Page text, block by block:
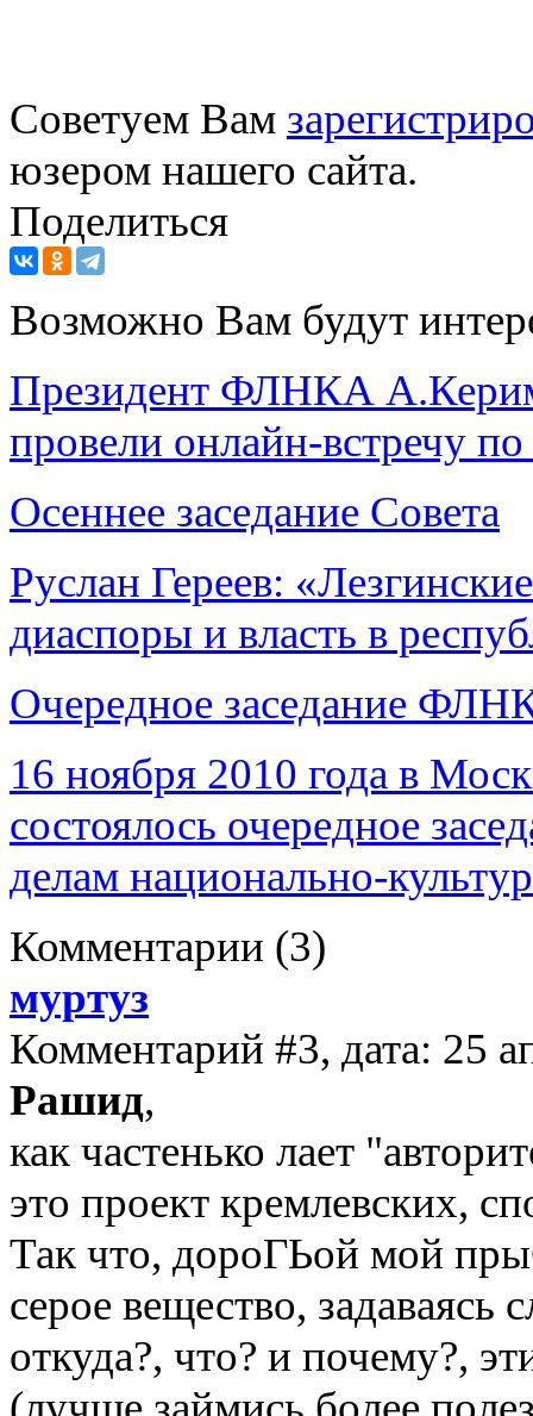
Советуем Вам
юзером нашего сайта.
Поделиться
Возможно Вам будут
Президент ФЛНКА
провели онлайн-встречу
Осеннее заседание Совета
Руслан Гереев:
диаспоры и власть в
Очередное заседание
16 ноября 2010 года в
состоялось очередное
делам национально-
Комментарии (3)
муртуз
Комментарий #3, дата: 25
Рашид,
как частенько лает
это проект кремлевских,
Так что, дороГЬой мой
серое вещество,
откуда?, что? и почему?,